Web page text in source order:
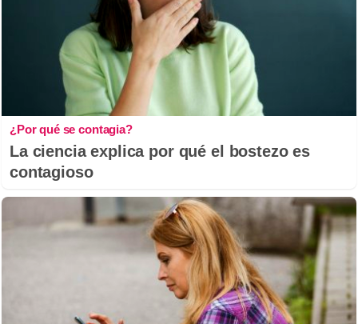
¿Por qué se contagia?
La ciencia explica por qué el bostezo es
contagioso